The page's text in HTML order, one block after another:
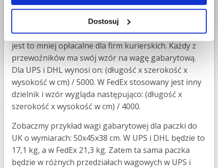
Dostosuj
Na cenę paczki do UK wpływa także wielkość
kartonu. Łatwo można sobie wyobrazić, że im
większy karton, tym mniej się ich zmieści na pace i
jest to mniej opłacalne dla firm kurierskich. Każdy z
przewoźników ma swój wzór na wagę gabarytową.
Dla UPS i DHL wynosi on: (długość x szerokość x
wysokość w cm) / 5000. W FedEx stosowany jest inny
dzielnik i wzór wygląda następująco: (długość x
szerokość x wysokość w cm) / 4000.
Zobaczmy przykład wagi gabarytowej dla paczki do
UK o wymiarach: 50x45x38 cm. W UPS i DHL będzie to
17,1 kg, a w FedEx 21,3 kg. Zatem ta sama paczka
będzie w różnych przedziałach wagowych w UPS i